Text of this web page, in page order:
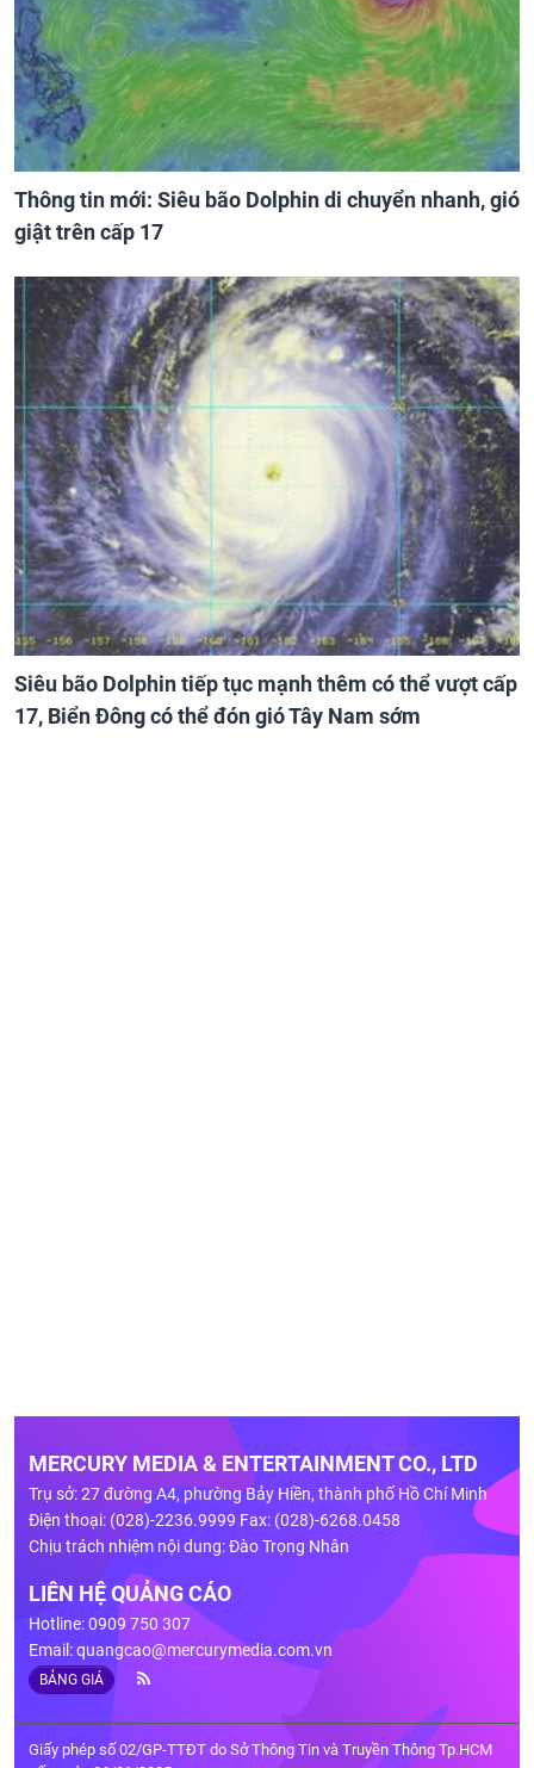
Thông tin mới: Siêu bão Dolphin di chuyển nhanh, gió
giật trên cấp 17
Siêu bão Dolphin tiếp tục mạnh thêm có thể vượt cấp
17, Biển Đông có thể đón gió Tây Nam sớm
MERCURY MEDIA & ENTERTAINMENT CO., LTD
Trụ sở: 27 đường A4, phường Bảy Hiền, thành phố Hồ Chí Minh
Điện thoại: (028)-2236.9999 Fax: (028)-6268.0458
Chịu trách nhiệm nội dung: Đào Trọng Nhân
LIÊN HỆ QUẢNG CÁO
Hotline: 0909 750 307
Email:quangcao@mercurymedia.com.vn
BẢNG GIÁ
Giấy phép số 02/GP-TTĐT do Sở Thông Tin và Truyền Thông Tp.HCM